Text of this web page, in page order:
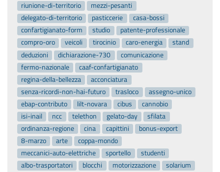
riunione-di-territorio
mezzi-pesanti
delegato-di-territorio
pasticcerie
casa-bossi
confartigianato-form
studio
patente-professionale
compro-oro
veicoli tirocinio caro-energia
stand
deduzioni
dichiarazione-730
comunicazione
fermo-nazionale
caaf-confartigianato
regina-della-bellezza
acconciatura
senza-ricordi-non-hai-futuro
trasloco
assegno-unico
ebap-contributo
lilt-novara cibus
cannobio
isi-inail
ncc telethon gelato-day
sfilata
ordinanza-regione
cina capittini
bonus-export
8-marzo
arte
coppa-mondo
meccanici-auto-elettriche
sportello
studenti
albo-trasportatori
blocchi motorizzazione
solarium